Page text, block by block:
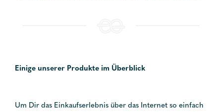
Einige unserer Produkte im Überblick
Um Dir das Einkaufserlebnis über das Internet so einfach